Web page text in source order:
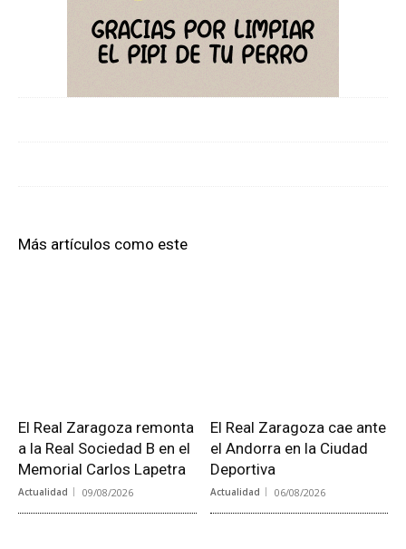
Más artículos como este
El Real Zaragoza remonta
a la Real Sociedad B en el
Memorial Carlos Lapetra
Actualidad 09/08/2026
El Real Zaragoza cae ante
el Andorra en la Ciudad
Deportiva
Actualidad 06/08/2026